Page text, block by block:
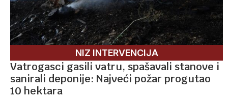
NIZ INTERVENCIJA
Vatrogasci gasili vatru, spašavali stanove i
sanirali deponije: Najveći požar progutao
10 hektara